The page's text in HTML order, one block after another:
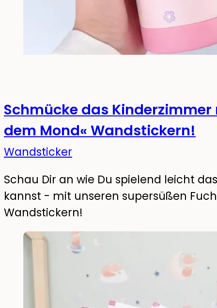
Schmücke das
dem Mond« Wand­stickern!
Wandsticker
Schau Dir an wie Du spielend leicht
kannst - mit unseren supersüßen
Wandstickern!